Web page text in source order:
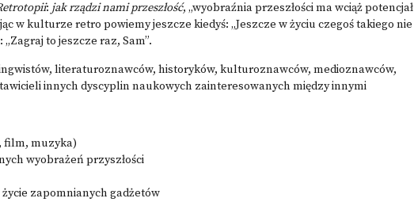
: jak rządzi nami przeszłość, „wyobraźnia przeszłości ma wciąż potencjał
w kulturze retro powiemy jeszcze kiedyś: „Jeszcze w życiu czegoś takiego nie
„Zagraj to jeszcze raz, Sam”.
literaturoznawców, historyków, kulturoznawców, medioznawców,
innych dyscyplin naukowych zainteresowanych między innymi
film, muzyka)
wyobrażeń przyszłości
zapomnianych gadżetów